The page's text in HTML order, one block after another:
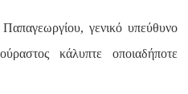
γενικό υπεύθυνο
κάλυπτε οποιαδήποτε